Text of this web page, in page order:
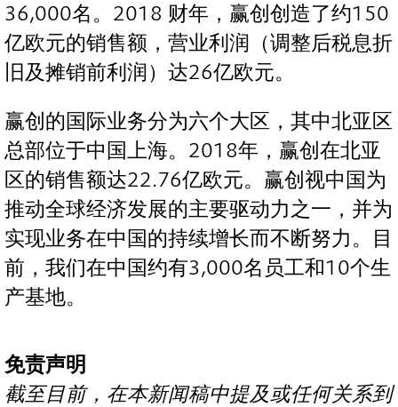
36,000名。2018 财年，赢创创造了约150
亿欧元的销售额，营业利润（调整后税息折
旧及摊销前利润）达26亿欧元。
赢创的国际业务分为六个大区，其中北亚区
总部位于中国上海。2018年，赢创在北亚
区的销售额达22.76亿欧元。赢创视中国为
推动全球经济发展的主要驱动力之一，并为
实现业务在中国的持续增长而不断努力。目
前，我们在中国约有3,000名员工和10个生
产基地。
免责声明
截至目前，在本新闻稿中提及或任何关系到